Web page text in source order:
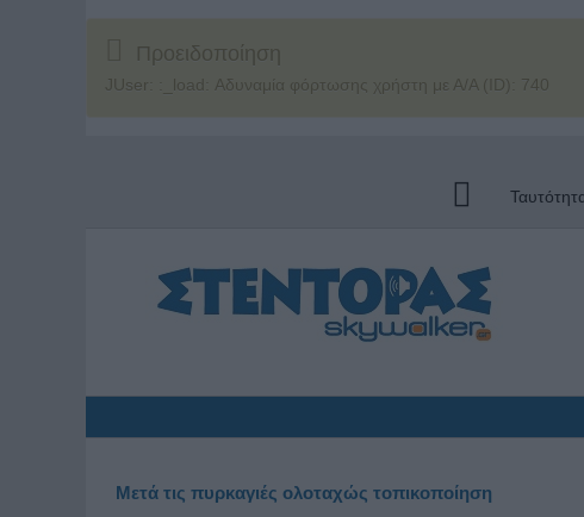
Προειδοποίηση
JUser: :_load: Αδυναμία φόρτωσης χρήστη με Α/Α (ID): 740
Μετά τις πυρκαγιές ολοταχώς τοπικοποίηση